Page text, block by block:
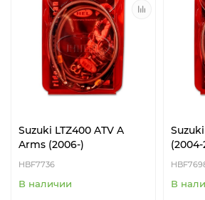
Suzuki LTZ400 ATV A
Arms (2006-)
HBF7736
В наличии В